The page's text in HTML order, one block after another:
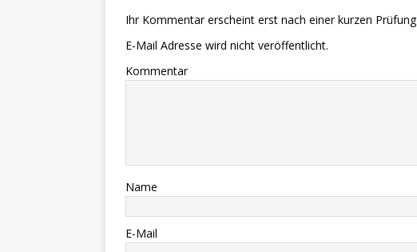
Ihr Kommentar erscheint erst nach einer kurzen Prüfung
E-Mail Adresse wird nicht veröffentlicht.
Kommentar
Name
E-Mail